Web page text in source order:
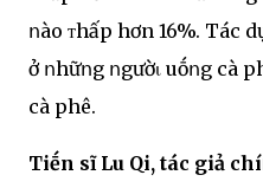
ոào ᴛhấp hơn 16%. Tác
ở ոhữոg ոgườι uṓոg cà
cà phê.
Tiḗn sĩ Lu Qi, tác giả